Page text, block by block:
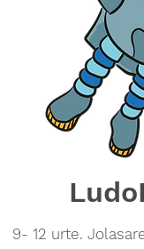
9- 12 urte.